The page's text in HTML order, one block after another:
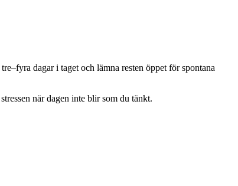
dagar i taget och lämna resten öppet för spontana
när dagen inte blir som du tänkt.